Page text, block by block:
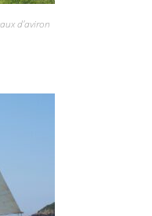
d'aviron